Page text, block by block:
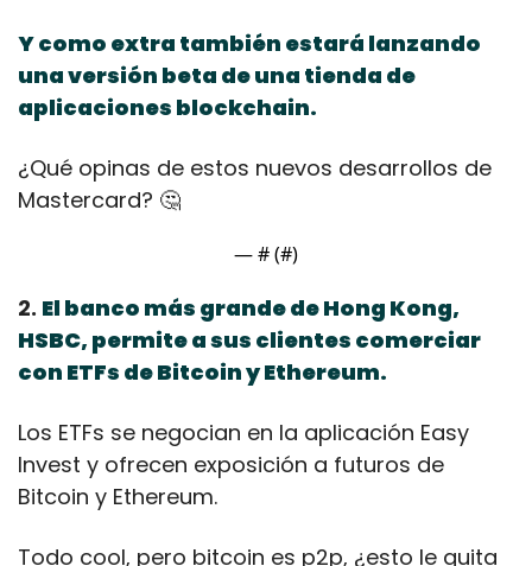
Y como extra también estará lanzando
una versión beta de una tienda de
aplicaciones blockchain.
¿Qué opinas de estos nuevos desarrollos de
Mastercard? 🤔
— # (#)
2. El banco más grande de Hong Kong,
HSBC, permite a sus clientes comerciar
con ETFs de Bitcoin y Ethereum.
Los ETFs se negocian en la aplicación Easy
Invest y ofrecen exposición a futuros de
Bitcoin y Ethereum.
Todo cool, pero bitcoin es p2p, ¿esto le quita